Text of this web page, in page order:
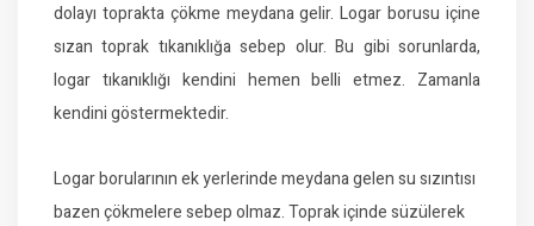
dolayı toprakta çökme meydana gelir. Logar borusu içine
sızan toprak tıkanıklığa sebep olur. Bu gibi sorunlarda,
logar tıkanıklığı kendini hemen belli etmez. Zamanla
kendini göstermektedir.
Logar borularının ek yerlerinde meydana gelen su sızıntısı
bazen çökmelere sebep olmaz. Toprak içinde süzülerek